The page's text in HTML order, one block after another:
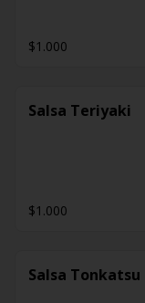
$1.000
Salsa Teriyaki
$1.000
Salsa Tonkatsu